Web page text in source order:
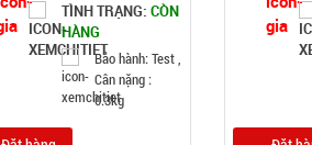
TÌNH TRẠNG: CÒN
HÀNG
Bảo hành: Test ,
Cân nặng :
0.3kg